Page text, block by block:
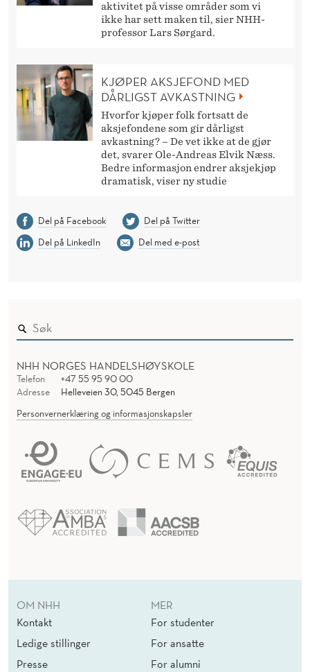
aktivitet på visse områder som vi
ikke har sett maken til, sier NHH-
professor Lars Sørgard.
KJØPER AKSJEFOND MED
DÅRLIGST AVKASTNING
Hvorfor kjøper folk fortsatt de
aksjefondene som gir dårligst
avkastning? – De vet ikke at de gjør
det, svarer Ole-Andreas Elvik Næss.
Bedre informasjon endrer aksjekjøp
dramatisk, viser ny studie
Del på Facebook
Del på Twitter
Del på LinkedIn
Del med e-post
NHH NORGES HANDELSHØYSKOLE
Telefon
+47 55 95 90 00
Adresse
Helleveien 30, 5045 Bergen
Personvernerklæring og informasjonskapsler
OM NHH
Kontakt
Ledige stillinger
Presse
MER
For studenter
For ansatte
For alumni